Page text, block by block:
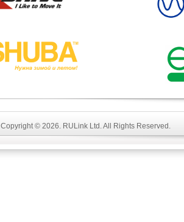
Copyright © 2026. RULink Ltd. All Rights Reserved.